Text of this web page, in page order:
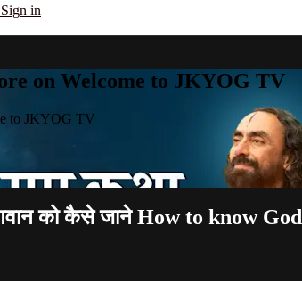
Sign in
on Welcome to JKYOG TV
to JKYOG TV
को कैसे जाने How to know God